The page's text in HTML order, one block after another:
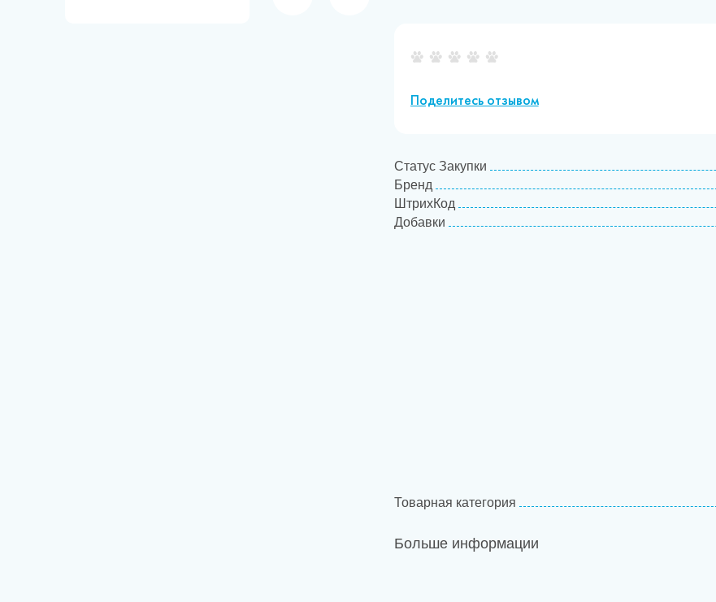
Поделитесь отзывом
Статус Закупки
Бренд
ШтрихКод
Добавки
Товарная категория
Больше информации